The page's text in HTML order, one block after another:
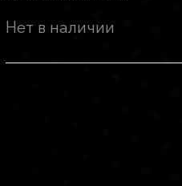
Нет в наличии